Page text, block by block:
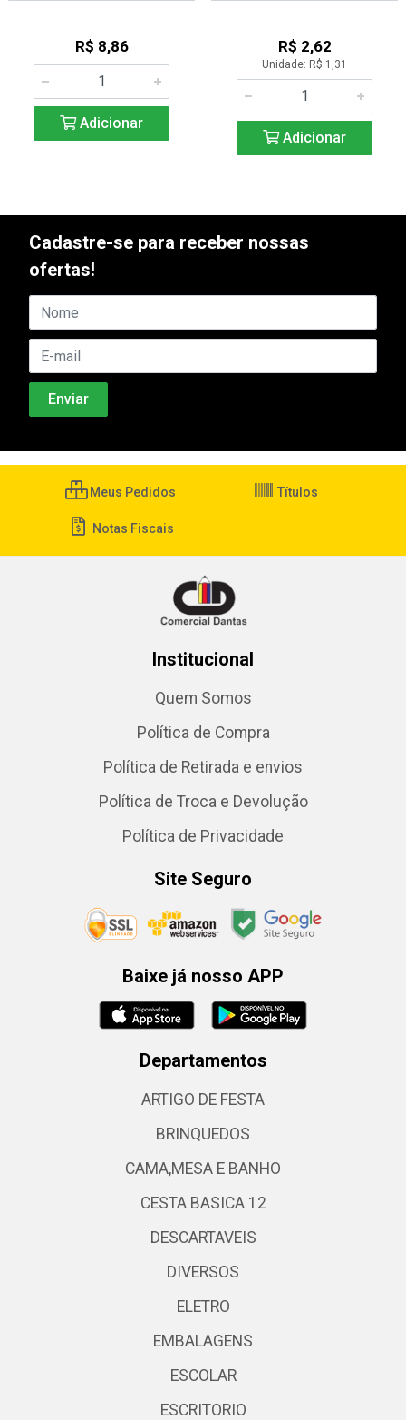
R$ 8,86
Adicionar
R$ 2,62
Unidade: R$ 1,31
Adicionar
Cadastre-se para receber nossas
ofertas!
Meus Pedidos Títulos
Notas Fiscais
Institucional
Quem Somos
Política de Compra
Política de Retirada e envios
Política de Troca e Devolução
Política de Privacidade
Site Seguro
Baixe já nosso APP
Departamentos
ARTIGO DE FESTA
BRINQUEDOS
CAMA,MESA E BANHO
CESTA BASICA 12
DESCARTAVEIS
DIVERSOS
ELETRO
EMBALAGENS
ESCOLAR
ESCRITORIO